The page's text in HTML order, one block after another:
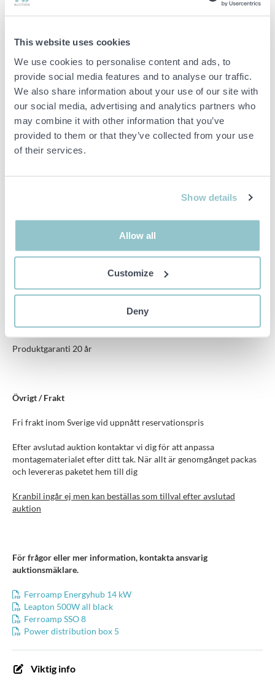
This website uses cookies
We use cookies to personalise content and ads, to
provide social media features and to analyse our traffic.
We also share information about your use of our site with
our social media, advertising and analytics partners who
may combine it with other information that you’ve
provided to them or that they’ve collected from your use
of their services.
Show details
Allow all
Customize
Deny
Optimerar strängspänning och möjliggör flexibel
panelkonfiguration
Produktgaranti 5 år
1 st Power Distribution Box 5
Komplett montagesystem från Weland Stål
Profiler, fästen och skruv ingår
Möjlighet till anpassning för andra taktyper som falsat plåttak,
papptak eller markstativ efter avslutad auktion
Produktgaranti 20 år
Övrigt / Frakt
Fri frakt inom Sverige vid uppnått reservationspris
Efter avslutad auktion kontaktar vi dig för att anpassa
montagematerialet efter ditt tak. När allt är genomgånget packas
och levereras paketet hem till dig
Kranbil ingår ej men kan beställas som tillval efter avslutad
auktion
För frågor eller mer information, kontakta ansvarig
auktionsmäklare.
Ferroamp Energyhub 14 kW
Leapton 500W all black
Ferroamp SSO 8
Power distribution box 5
Viktig info